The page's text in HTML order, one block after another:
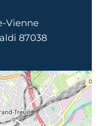
Vienne
87038